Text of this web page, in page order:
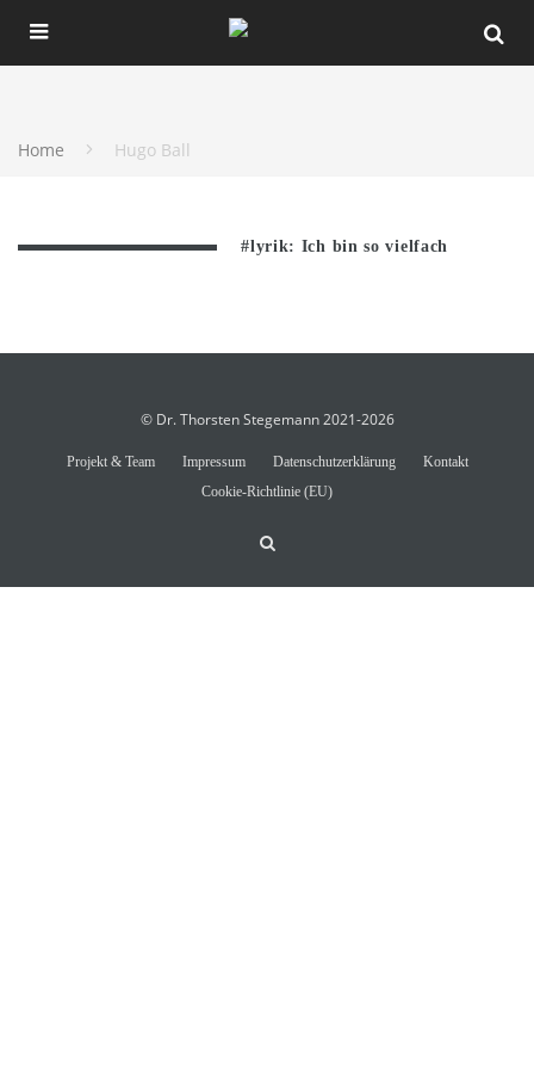
Home Hugo Ball
#lyrik: Ich bin so vielfach
© Dr. Thorsten Stegemann 2021-2026
Projekt & Team Impressum Datenschutzerklärung
Kontakt
Cookie-Richtlinie (EU)